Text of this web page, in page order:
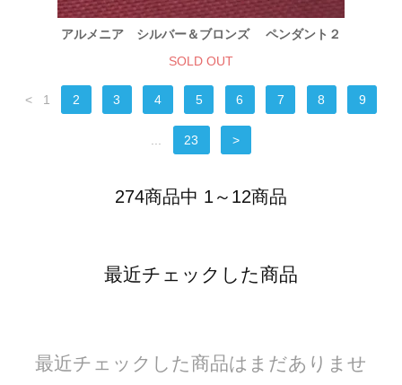
アルメニア シルバー＆ブロンズ ペンダント２
SOLD OUT
< 1 2 3 4 5 6 7 8 9
23 >
274商品中 1～12商品
最近チェックした商品
最近チェックした商品はまだありませ